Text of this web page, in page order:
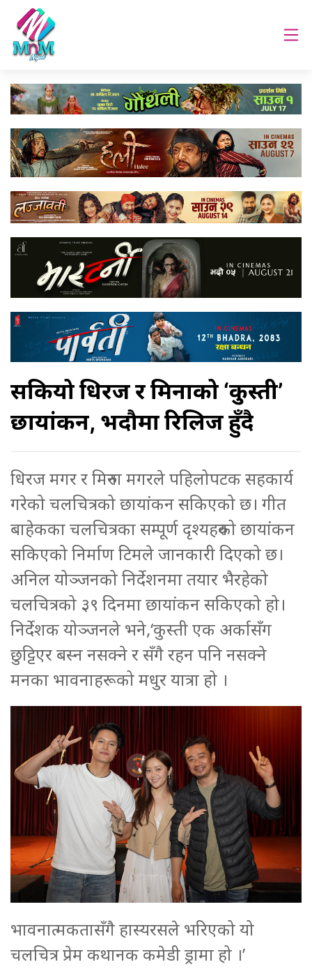
सकियो धिरज र मिरुनाको ‘कुस्ती’
छायांकन, भदौमा रिलिज हुँदै
धिरज मगर र मिरुना मगरले पहिलोपटक सहकार्य
गरेको चलचित्रको छायांकन सकिएको छ। गीत
बाहेकका चलचित्रका सम्पूर्ण दृश्यहरुको छायांकन
सकिएको निर्माण टिमले जानकारी दिएको छ।
अनिल योञ्जनको निर्देशनमा तयार भैरहेको
चलचित्रको ३९ दिनमा छायांकन सकिएको हो।
निर्देशक योञ्जनले भने,‘कुस्ती एक अर्कासँग
छुट्टिएर बस्न नसक्ने र सँगै रहन पनि नसक्ने
मनका भावनाहरूको मधुर यात्रा हो ।
भावनात्मकतासँगै हास्यरसले भरिएको यो
चलचित्र प्रेम कथानक कमेडी ड्रामा हो ।’